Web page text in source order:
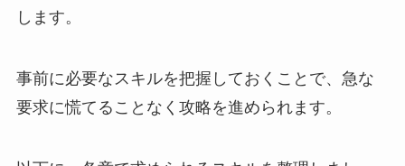
します。
事前に必要なスキルを把握しておくことで、急な
要求に慌てることなく攻略を進められます。